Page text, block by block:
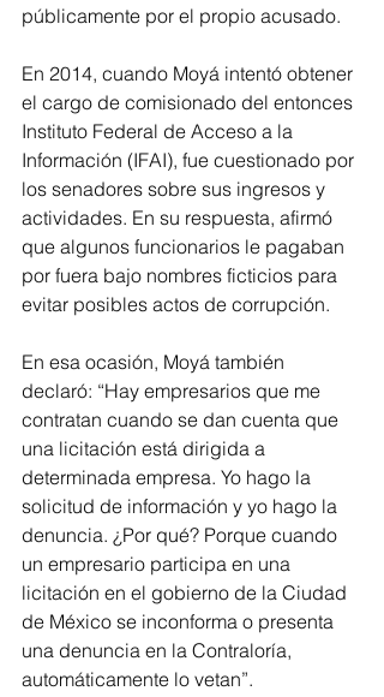
públicamente por el propio acusado.
En 2014, cuando Moyá intentó obtener
el cargo de comisionado del entonces
Instituto Federal de Acceso a la
Información (IFAI), fue cuestionado por
los senadores sobre sus ingresos y
actividades. En su respuesta, afirmó
que algunos funcionarios le pagaban
por fuera bajo nombres ficticios para
evitar posibles actos de corrupción.
En esa ocasión, Moyá también
declaró: “Hay empresarios que me
contratan cuando se dan cuenta que
una licitación está dirigida a
determinada empresa. Yo hago la
solicitud de información y yo hago la
denuncia. ¿Por qué? Porque cuando
un empresario participa en una
licitación en el gobierno de la Ciudad
de México se inconforma o presenta
una denuncia en la Contraloría,
automáticamente lo vetan”.